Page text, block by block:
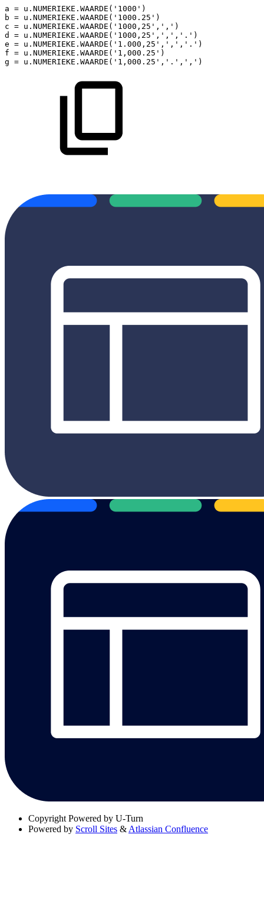
a = u . NUMERIEKE . WAARDE ( '1000' )
b = u . NUMERIEKE . WAARDE ( '1000.25' )
c = u . NUMERIEKE . WAARDE ( '1000,25' , ',' )
d
= u . NUMERIEKE . WAARDE ( '1000,25' , ',' , '.' )
e = u . NUMERIEKE . WAARDE ( '1.000,25' , ',' , '.' )
f = u . NUMERIEKE . WAARDE ( '1,000.25' )
g = u . NUMERIEKE . WAARDE ( '1,000.25' , '.' , ',' )
Copyright Powered by U-Turn
Powered by Scroll Sites & Atlassian Confluence